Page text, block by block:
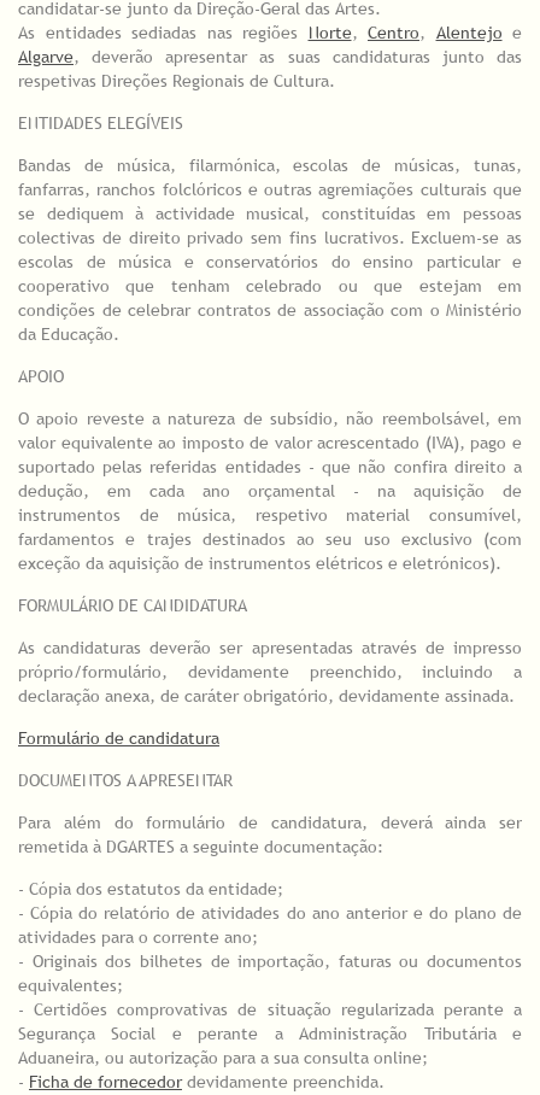
candidatar-se junto da Direção-Geral das Artes.
As entidades sediadas nas regiões Norte, Centro, Alentejo e
Algarve, deverão apresentar as suas candidaturas junto das
respetivas Direções Regionais de Cultura.
ENTIDADES ELEGÍVEIS
Bandas de música, filarmónica, escolas de músicas, tunas,
fanfarras, ranchos folclóricos e outras agremiações culturais que
se dediquem à actividade musical, constituídas em pessoas
colectivas de direito privado sem fins lucrativos. Excluem-se as
escolas de música e conservatórios do ensino particular e
cooperativo que tenham celebrado ou que estejam em
condições de celebrar contratos de associação com o Ministério
da Educação.
APOIO
O apoio reveste a natureza de subsídio, não reembolsável, em
valor equivalente ao imposto de valor acrescentado (IVA), pago e
suportado pelas referidas entidades - que não confira direito a
dedução, em cada ano orçamental - na aquisição de
instrumentos de música, respetivo material consumível,
fardamentos e trajes destinados ao seu uso exclusivo (com
exceção da aquisição de instrumentos elétricos e eletrónicos).
FORMULÁRIO DE CANDIDATURA
As candidaturas deverão ser apresentadas através de impresso
próprio/formulário, devidamente preenchido, incluindo a
declaração anexa, de caráter obrigatório, devidamente assinada.
Formulário de candidatura
DOCUMENTOS A APRESENTAR
Para além do formulário de candidatura, deverá ainda ser
remetida à DGARTES a seguinte documentação:
​- Cópia dos estatutos da entidade;
- Cópia do relatório de atividades do ano anterior e do plano de
atividades para o corrente ano;
- Originais dos bilhetes de importação, faturas ou documentos
equivalentes;
- Certidões comprovativas de situação regularizada perante a
Segurança Social e perante a Administração Tributária e
Aduaneira, ou autorização para a sua consulta online;
- Ficha de fornecedordevidamente preenchida.